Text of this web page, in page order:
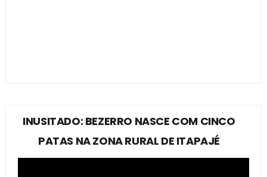
INUSITADO: BEZERRO NASCE COM CINCO
PATAS NA ZONA RURAL DE ITAPAJÉ